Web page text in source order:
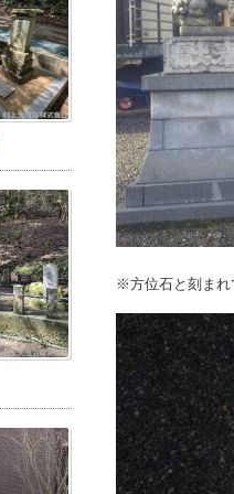
※方位石と刻まれ